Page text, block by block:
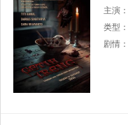
主演：
类型：
剧情：